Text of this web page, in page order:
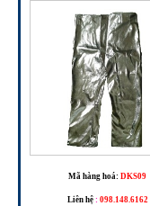
Mã hàng hoá: DKS09
Liên hệ : 098.148.6162